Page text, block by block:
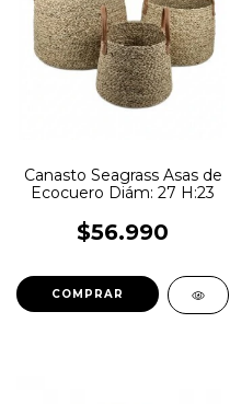
Canasto Seagrass Asas de
Ecocuero Diám: 27 H:23
$56.990